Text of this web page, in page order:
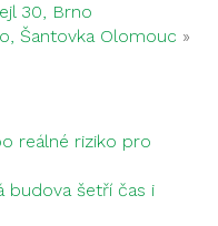
30, Brno
Šantovka Olomouc »
reálné riziko pro
budova šetří čas i